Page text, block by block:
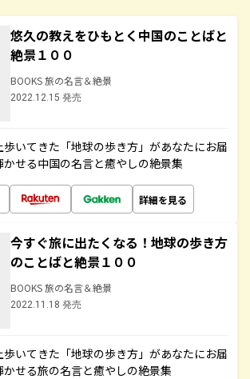
悠久の教えをひもとく中国のことばと
絶景１００
BOOKS 旅の名言＆絶景
2022.12.15 発売
いてきた「地球の歩き方」があなたにお届
かせる中国の名言と癒やしの絶景集
詳細を見る
今すぐ旅に出たくなる！地球の歩き方
のことばと絶景１００
BOOKS 旅の名言＆絶景
2022.11.18 発売
いてきた「地球の歩き方」があなたにお届
かせる旅の名言と癒やしの絶景集